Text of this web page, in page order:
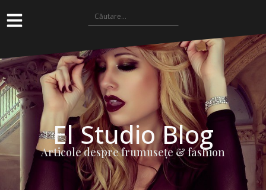
El Studio Blog
Articole despre frumuseţe & fashion